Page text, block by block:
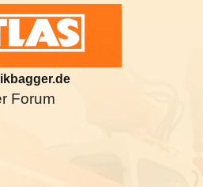
Forum